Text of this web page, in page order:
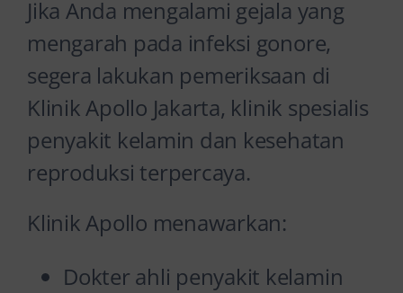
Jika Anda mengalami gejala yang
mengarah pada infeksi gonore,
segera lakukan pemeriksaan di
Klinik Apollo Jakarta, klinik spesialis
penyakit kelamin dan kesehatan
reproduksi terpercaya.
Klinik Apollo menawarkan:
Dokter ahli penyakit kelamin